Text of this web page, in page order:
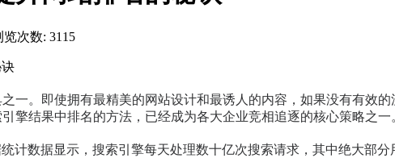
览次数: 3115
一。即使拥有最精美的网站设计和最诱人的内容，如果没有有效的
擎结果中排名的方法，已经成为各大企业竞相追逐的核心策略之一
计数据显示，搜索引擎每天处理数十亿次搜索请求，其中绝大部